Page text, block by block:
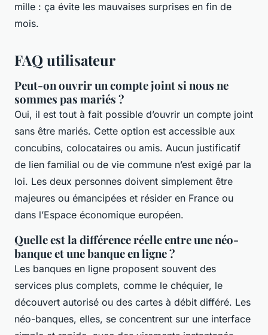
mille : ça évite les mauvaises surprises en fin de
mois.
FAQ utilisateur
Peut-on ouvrir un compte joint si nous ne
sommes pas mariés ?
Oui, il est tout à fait possible d’ouvrir un compte joint
sans être mariés. Cette option est accessible aux
concubins, colocataires ou amis. Aucun justificatif
de lien familial ou de vie commune n’est exigé par la
loi. Les deux personnes doivent simplement être
majeures ou émancipées et résider en France ou
dans l’Espace économique européen.
Quelle est la différence réelle entre une néo-
banque et une banque en ligne ?
Les banques en ligne proposent souvent des
services plus complets, comme le chéquier, le
découvert autorisé ou des cartes à débit différé. Les
néo-banques, elles, se concentrent sur une interface